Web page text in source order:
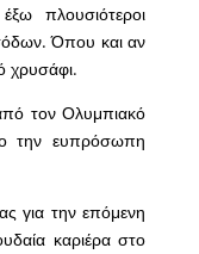
πλουσιότεροι
Όπου και αν
χρυσάφι.
τον Ολυμπιακό
την ευπρόσωπη
για την επόμενη
καριέρα στο